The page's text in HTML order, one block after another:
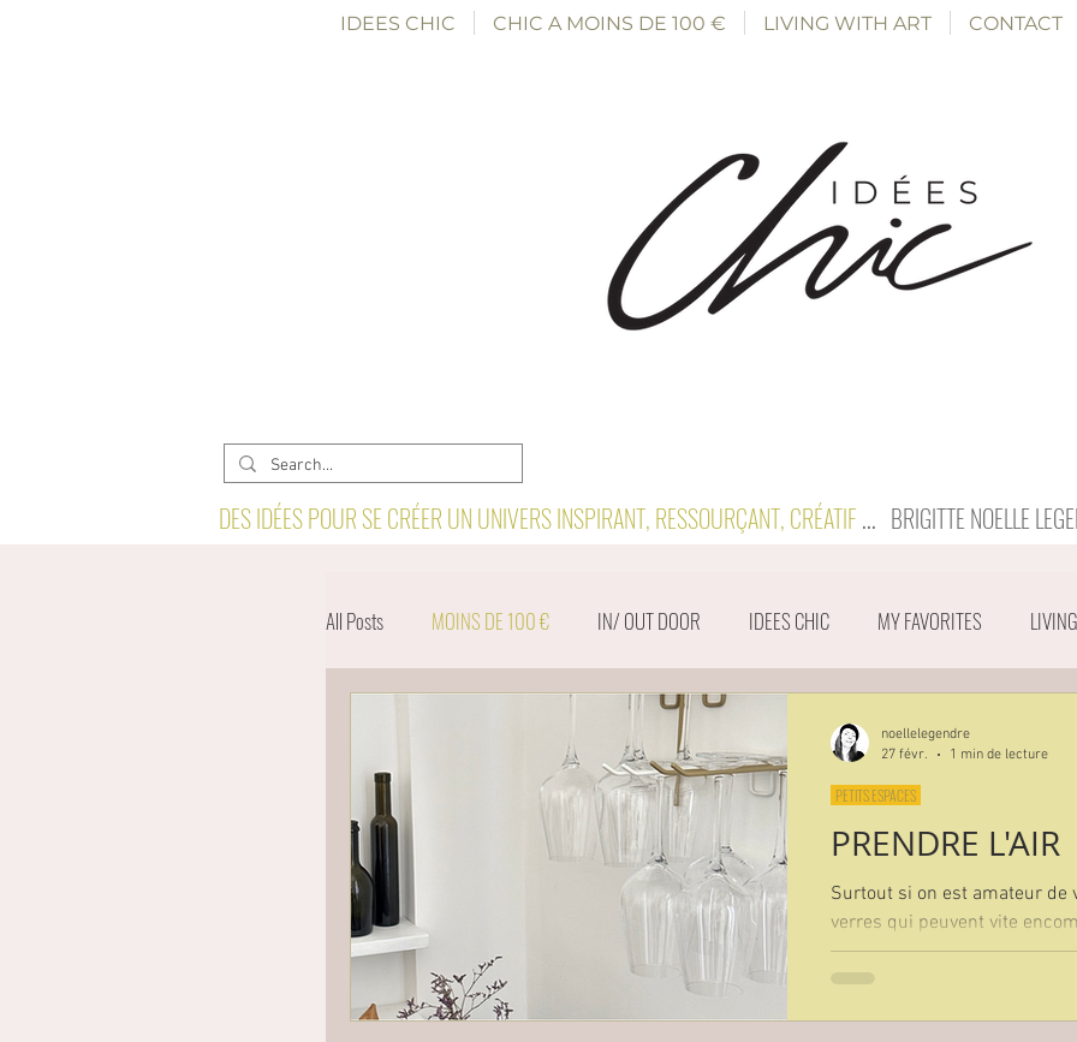
IDEES CHIC CHIC A MOINS DE 100 € LIVING WITH ART CONTACT
DES IDÉES POUR SE CRÉER UN UNIVERS INSPIRANT, RESSOURÇANT, CRÉATIF ... BRIGITTE NOELLE
All Posts MOINS DE 100 € IN/ OUT DOOR IDEES CHIC MY FAVORITES
OSER LA COULEUR
PRENDRE L'AIR
Surtout si on est amateur de vin. Les
verres qui peuvent vite
placards, seront ravis de prendre
PETITS ESPACES
noellelegendre
27 févr.
1 min de lecture